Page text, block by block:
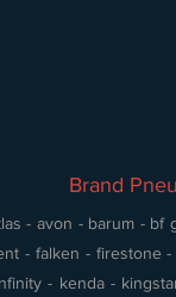
Brand
- avon - barum -
- falken - firestone
- kenda -